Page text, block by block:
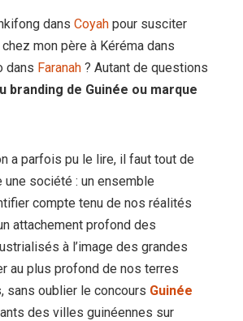
dans Coyah pour susciter
mon père à Kéréma dans
dans Faranah ? Autant de questions
branding de Guinée ou marque
a parfois pu le lire, il faut tout de
une société : un ensemble
compte tenu de nos réalités
attachement profond des
à l’image des grandes
au plus profond de nos terres
sans oublier le concours Guinée
des villes guinéennes sur